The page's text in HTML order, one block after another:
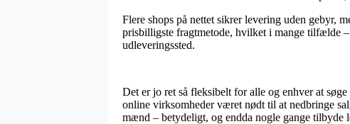
Flere shops på nettet sikrer levering uden gebyr,
prisbilligste fragtmetode, hvilket i mange tilfælde
udleveringssted.
Det er jo ret så fleksibelt for alle og enhver at
online virksomheder været nødt til at nedbringe
mænd – betydeligt, og endda nogle gange tilbyde